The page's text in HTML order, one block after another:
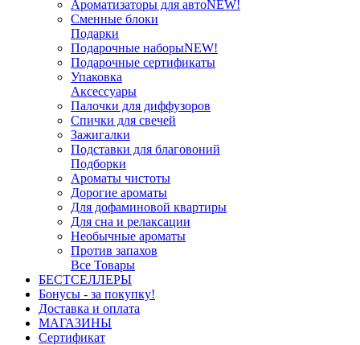
Ароматизаторы для автоNEW!
Сменные блоки
Подарки
Подарочные наборыNEW!
Подарочные сертификаты
Упаковка
Аксессуары
Палочки для диффузоров
Спички для свечей
Зажигалки
Подставки для благовоний
Подборки
Ароматы чистоты
Дорогие ароматы
Для дофаминовой квартиры
Для сна и релаксации
Необычные ароматы
Против запахов
Все Товары
БЕСТСЕЛЛЕРЫ
Бонусы - за покупку!
Доставка и оплата
МАГАЗИНЫ
Cертификат